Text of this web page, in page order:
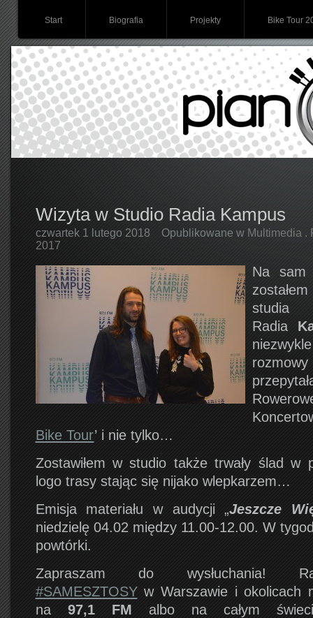
Start Biografia Projekty Bike Tour
Wizyta w Studio Radia Kampus
czwartek 1 lutego 2018 Opublikowane w Multimedia .
2017
Na sam
studia
Radia
Bike Tour’ i nie tylko…
Zostawiłem w studio także trwały ślad w
logo trasy stając się nijako wlepkarzem…
Emisja materiału w audycji „Jeszcze
niedzielę 04.02 między 11.00-12.00. W
powtórki.
Zapraszam do wysłuchania!
#SAMESZTOSYw Warszawie i okolicach
na 97,1 FM albo na całym